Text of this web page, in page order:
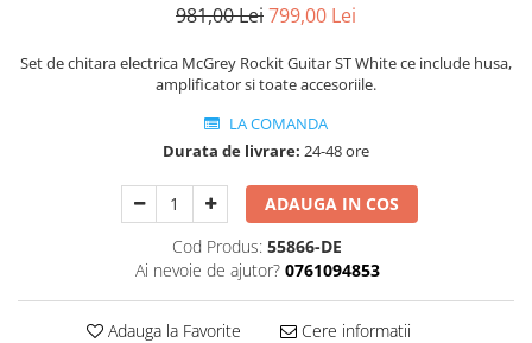
Trombon cu pistoane
Corn Si bemol
Accesorii instrumente suflat
Clarinet Mi bemol
981,00 Lei799,00 Lei
Set de chitara electrica McGrey Rockit Guitar ST White ce include husa,
amplificator si toate accesoriile.
LA COMANDA
Durata de livrare: 24-48 ore
ADAUGA IN COS
Cod Produs: 55866-DE
Ai nevoie de ajutor? 0761094853
Adauga la Favorite Cere informatii